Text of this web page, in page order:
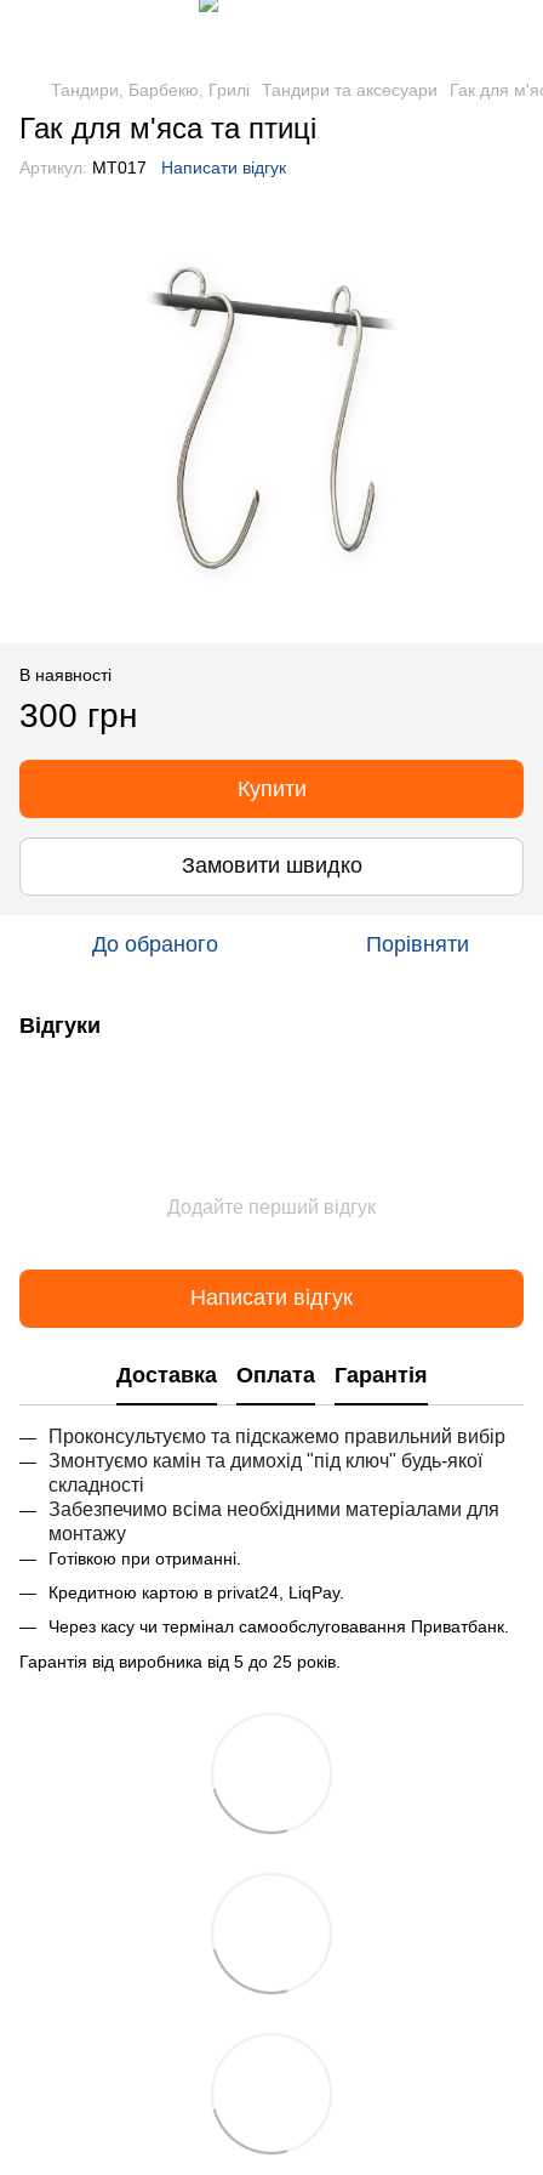
Тандири, Барбекю, Грилі Тандири та аксесуари Гак для
Гак для м'яса та птиці
Артикул: MT017 Написати відгук
В наявності
300 грн
Купити
Замовити швидко
До обраного Порівняти
Відгуки
Додайте перший відгук
Написати відгук
Доставка Оплата Гарантія
Проконсультуємо та підскажемо правильний вибір
Змонтуємо камін та димохід "під ключ" будь-якої
складності
Забезпечимо всіма необхідними матеріалами для
монтажу
Готівкою при отриманні.
Кредитною картою в privat24, LiqPay.
Через касу чи термінал самообслуговавання Приватбанк.
Гарантія від виробника від 5 до 25 років.